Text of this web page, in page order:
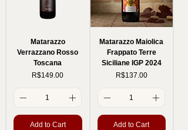
Matarazzo
Verrazzano Rosso
Toscana
Price
R$149.00
Add to Cart
Matarazzo Maiolica
Frappato Terre
Siciliane IGP 2024
Price
R$137.00
Add to Cart